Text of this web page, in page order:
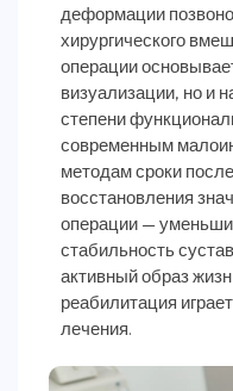
деформации
хирургического
операции
визуализации, но и
степени
современным
методам сроки
восстановления
операции —
стабильность
активный образ
реабилитация
лечения.